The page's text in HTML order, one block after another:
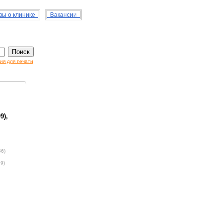
о клинике Вакансии
для печати